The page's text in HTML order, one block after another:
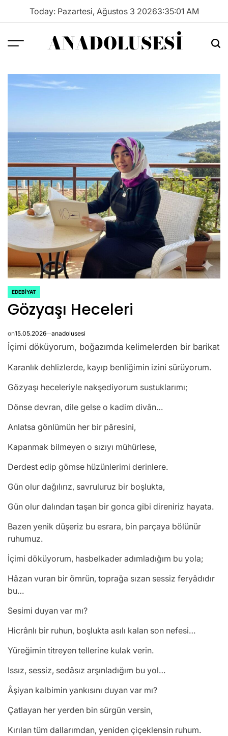
Today: Pazartesi, Ağustos 3 20263:35:01 AM
Menu ANADOLUSESI
POSTED
IN
EDEBIYAT
Gözyaşı Heceleri
on15.05.2026 anadolusesi
İçimi döküyorum, boğazımda kelimelerden bir barikat
Karanlık dehlizlerde, kayıp benliğimin izini sürüyorum.
Gözyaşı heceleriyle nakşediyorum sustuklarımı;
Dönse devran, dile gelse o kadim divân…
Anlatsa gönlümün her bir pâresini,
Kapanmak bilmeyen o sızıyı mühürlese,
Derdest edip gömse hüzünlerimi derinlere.
Gün olur dağılırız, savruluruz bir boşlukta,
Gün olur dalından taşan bir gonca gibi direniriz hayata.
Bazen yenik düşeriz bu esrara, bin parçaya bölünür
ruhumuz.
İçimi döküyorum, hasbelkader adımladığım bu yola;
Hâzan vuran bir ömrün, toprağa sızan sessiz feryâdıdır
bu…
Sesimi duyan var mı?
Hicrânlı bir ruhun, boşlukta asılı kalan son nefesi…
Yüreğimin titreyen tellerine kulak verin.
Issız, sessiz, sedâsız arşınladığım bu yol…
Âşiyan kalbimin yankısını duyan var mı?
Çatlayan her yerden bin sürgün versin,
Kırılan tüm dallarımdan, yeniden çiçeklensin ruhum.